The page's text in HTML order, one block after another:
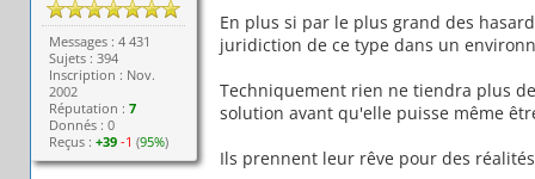
Messages : 4 431
Sujets : 394
Inscription : Nov.
2002
Réputation :7
Donnés : 0
Reçus :+39 -1 (95%)
En plus si par le plus grand des
juridiction de ce type dans un
Techniquement rien ne tiendra plus
solution avant qu'elle puisse même
Ils prennent leur rêve pour des